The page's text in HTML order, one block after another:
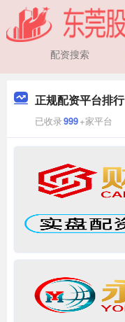
正规配资平台排行
已收录999+家平台